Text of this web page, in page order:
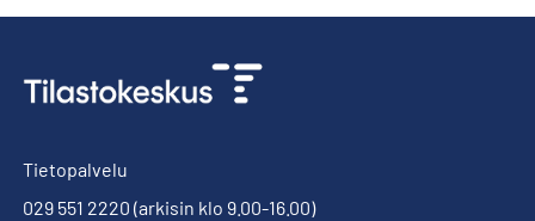
Tietopalvelu
029 551 2220 (arkisin klo 9.00-16.00)